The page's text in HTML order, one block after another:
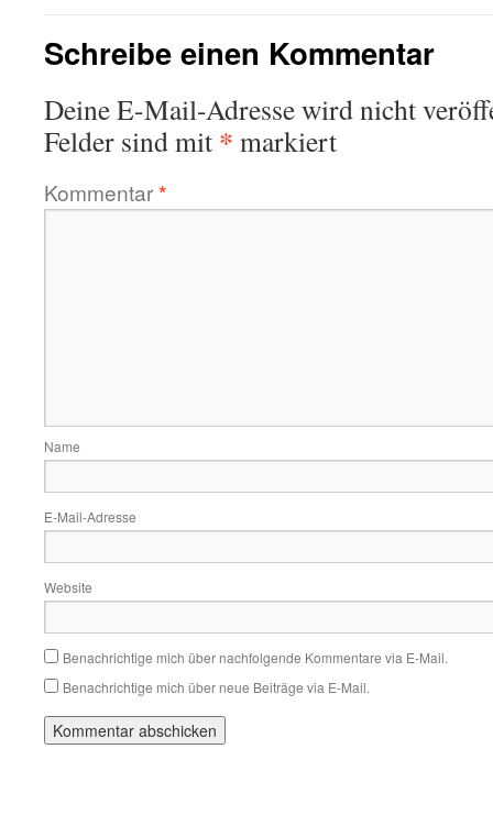
Schreibe einen Kommentar
Deine E-Mail-Adresse wird nicht
Felder sind mit * markiert
Kommentar*
Name
E-Mail-Adresse
Website
Benachrichtige mich über nachfolgende Kommentare via E-Mail.
Benachrichtige mich über neue Beiträge via E-Mail.